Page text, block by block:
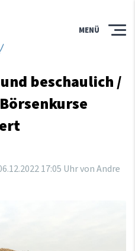
MENÜ
beschaulich /
.12.202217:05 Uhrvon Andre